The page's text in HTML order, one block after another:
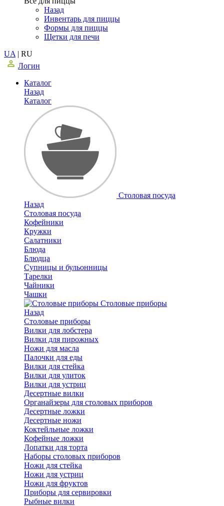
Назад
Инвентарь для пиццы
Формы для пиццы
Щетки для печи
UA | RU
Логин
Каталог
Назад
Каталог
Столовая посуда
Назад
Столовая посуда
Кофейники
Кружки
Салатники
Блюда
Блюдца
Супницы и бульонницы
Тарелки
Чайники
Чашки
Cтоловые приборы
Назад
Cтоловые приборы
Вилки для лобстера
Вилки для пирожных
Ножи для масла
Палочки для еды
Вилки для стейка
Вилки для улиток
Вилки для устриц
Десертные вилки
Органайзеры для столовых приборов
Десертные ложки
Десертные ножи
Коктейльные ложки
Кофейные ложки
Лопатки для торта
Наборы столовых приборов
Ножи для стейка
Ножи для устриц
Ножи для фруктов
Приборы для сервировки
Рыбные вилки